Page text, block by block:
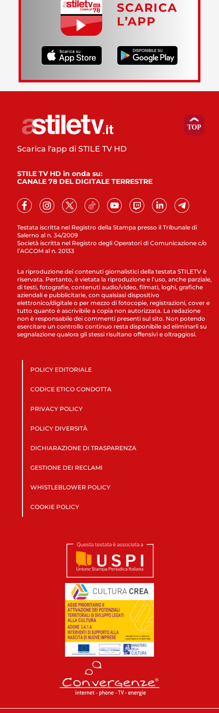
SCARICA
L’APP
Testata iscritta nel Registro della Stampa presso il Tribunale di
Salerno al n. 34/2009
Società iscritta nel Registro degli Operatori di Comunicazione c/o
l’AGCOM al n. 20133
Scarica l'app di STILE TV HD
STILE TV HD in onda su:
CANALE 78 DEL DIGITALE TERRESTRE
La riproduzione dei contenuti giornalistici della testata STILETV è
riservata. Pertanto, è vietata la riproduzione e l’uso, anche parziale,
di testi, fotografie, contenuti audio/video, filmati, loghi, grafiche
aziendali e pubblicitarie, con qualsiasi dispositivo
elettronico/digitale o per mezzo di fotocopie, registrazioni, cover e
tutto quanto è ascrivibile a copia non autorizzata. La redazione
non è responsabile dei commenti presenti sul sito. Non potendo
esercitare un controllo continuo resta disponibile ad eliminarli su
segnalazione qualora gli stessi risultano offensivi e oltraggiosi.
POLICY EDITORIALE
CODICE ETICO CONDOTTA
PRIVACY POLICY
POLICY DIVERSITÀ
DICHIARAZIONE DI TRASPARENZA
GESTIONE DEI RECLAMI
WHISTLEBLOWER POLICY
COOKIE POLICY